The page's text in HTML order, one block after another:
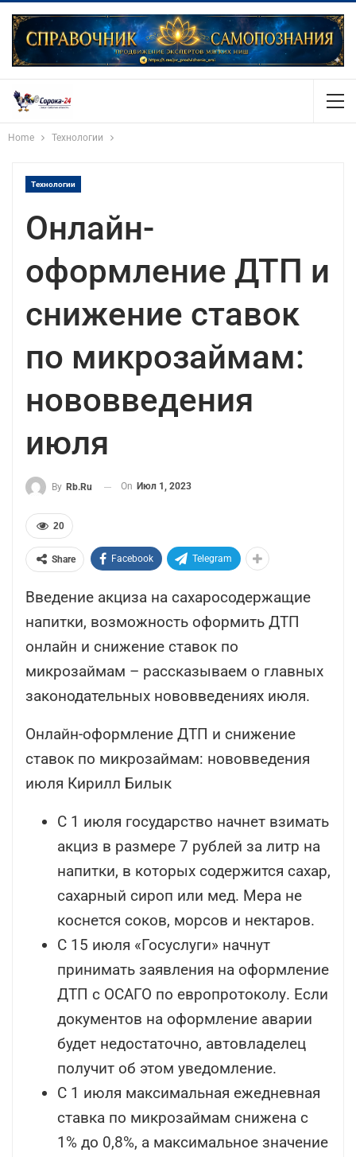
Home Технологии
Технологии
Онлайн-
оформление ДТП и
снижение ставок
по микрозаймам:
нововведения
июля
By Rb.ru On Июл 1, 2023
20
Share Facebook Telegram
Введение акциза на сахаросодержащие
напитки, возможность оформить ДТП
онлайн и снижение ставок по
микрозаймам – рассказываем о главных
законодательных нововведениях июля.
Онлайн-оформление ДТП и снижение
ставок по микрозаймам: нововведения
июля Кирилл Билык
С 1 июля государство начнет взимать
акциз в размере 7 рублей за литр на
напитки, в которых содержится сахар,
сахарный сироп или мед. Мера не
коснется соков, морсов и нектаров.
С 15 июля «Госуслуги» начнут
принимать заявления на оформление
ДТП с ОСАГО по европротоколу. Если
документов на оформление аварии
будет недостаточно, автовладелец
получит об этом уведомление.
С 1 июля максимальная ежедневная
ставка по микрозаймам снижена с
1% до 0,8%, а максимальное значение